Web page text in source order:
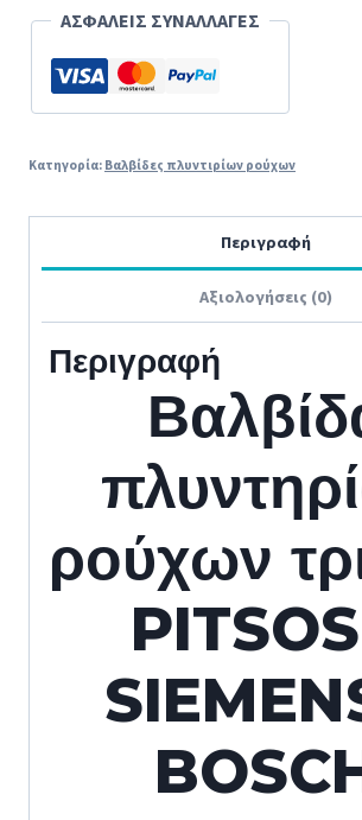
νερού
ρούχων
/
ποσότητα
ΑΣΦΑΛΕΙΣ ΣΥΝΑΛΛΑΓΕΣ
Κατηγορία: Βαλβίδες πλυντιρίων ρούχων
Περιγραφή
Αξιολογήσεις (0)
Περιγραφή
ρούχων